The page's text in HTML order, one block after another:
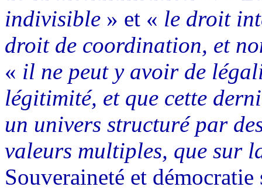
indivisible » et « le droit
droit de coordination, et
« il ne peut y avoir de
légitimité, et que cette
un univers structuré par
valeurs multiples, que sur
Souveraineté et